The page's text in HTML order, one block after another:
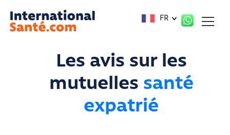
FR
Les avis sur les
mutuelles santé
expatrié